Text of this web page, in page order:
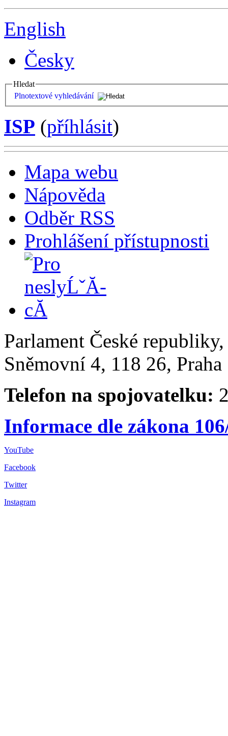
English
Česky
Hledat
Plnotextové vyhledávání
ISP (příhlásit)
Mapa webu
Nápověda
Odběr RSS
Prohlášení přístupnosti
Parlament České
Sněmovní 4, 118 26,
Telefon na spojovatelku:
Informace dle zákona
YouTube
Facebook
Twitter
Instagram